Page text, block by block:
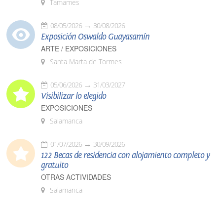
Tamames
08/05/2026 30/08/2026
Exposición Oswaldo Guayasamín
ARTE / EXPOSICIONES
Santa Marta de Tormes
05/06/2026 31/03/2027
Visibilizar lo elegido
EXPOSICIONES
Salamanca
01/07/2026 30/09/2026
122 Becas de residencia con alojamiento completo y
gratuito
OTRAS ACTIVIDADES
Salamanca